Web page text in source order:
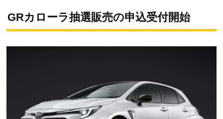
GRカローラ抽選販売の申込受付開始